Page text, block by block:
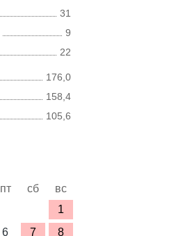
31
9
22
176,0
158,4
105,6
пт сб
вс
1
6 7 8